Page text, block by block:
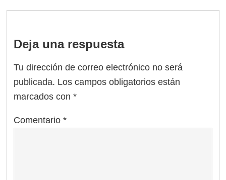
Deja una respuesta
Tu dirección de correo electrónico no será
publicada. Los campos obligatorios están
marcados con*
Comentario*